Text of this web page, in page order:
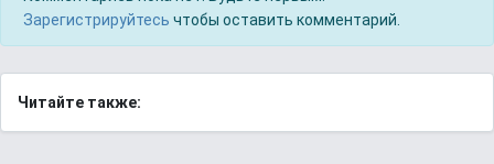
Зарегистрируйтесь чтобы оставить комментарий.
Читайте также: